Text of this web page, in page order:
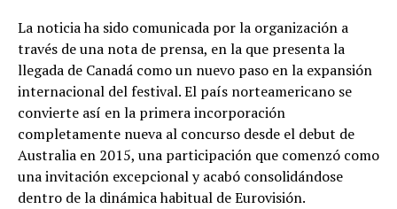
La noticia ha sido comunicada por la organización a
través de una nota de prensa, en la que presenta la
llegada de Canadá como un nuevo paso en la expansión
internacional del festival. El país norteamericano se
convierte así en la primera incorporación
completamente nueva al concurso desde el debut de
Australia en 2015, una participación que comenzó como
una invitación excepcional y acabó consolidándose
dentro de la dinámica habitual de Eurovisión.